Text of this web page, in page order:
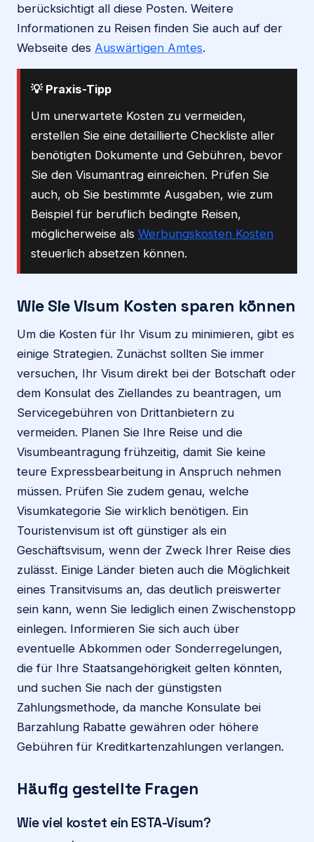
berücksichtigt all diese Posten. Weitere
Informationen zu Reisen finden Sie auch auf der
Webseite des Auswärtigen Amtes.
💡 Praxis-Tipp
Um unerwartete Kosten zu vermeiden,
erstellen Sie eine detaillierte Checkliste aller
benötigten Dokumente und Gebühren, bevor
Sie den Visumantrag einreichen. Prüfen Sie
auch, ob Sie bestimmte Ausgaben, wie zum
Beispiel für beruflich bedingte Reisen,
möglicherweise als Werbungskosten Kosten
steuerlich absetzen können.
Wie Sie Visum Kosten sparen können
Um die Kosten für Ihr Visum zu minimieren, gibt es
einige Strategien. Zunächst sollten Sie immer
versuchen, Ihr Visum direkt bei der Botschaft oder
dem Konsulat des Ziellandes zu beantragen, um
Servicegebühren von Drittanbietern zu
vermeiden. Planen Sie Ihre Reise und die
Visumbeantragung frühzeitig, damit Sie keine
teure Expressbearbeitung in Anspruch nehmen
müssen. Prüfen Sie zudem genau, welche
Visumkategorie Sie wirklich benötigen. Ein
Touristenvisum ist oft günstiger als ein
Geschäftsvisum, wenn der Zweck Ihrer Reise dies
zulässt. Einige Länder bieten auch die Möglichkeit
eines Transitvisums an, das deutlich preiswerter
sein kann, wenn Sie lediglich einen Zwischenstopp
einlegen. Informieren Sie sich auch über
eventuelle Abkommen oder Sonderregelungen,
die für Ihre Staatsangehörigkeit gelten könnten,
und suchen Sie nach der günstigsten
Zahlungsmethode, da manche Konsulate bei
Barzahlung Rabatte gewähren oder höhere
Gebühren für Kreditkartenzahlungen verlangen.
Häufig gestellte Fragen
Wie viel kostet ein ESTA-Visum?